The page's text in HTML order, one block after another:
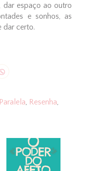
dar espaço ao outro
e sonhos, as
dar certo.
Paralela, Resenha,